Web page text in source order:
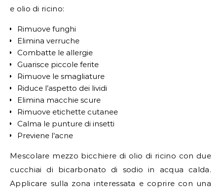
e olio di ricino:
Rimuove funghi
Elimina verruche
Combatte le allergie
Guarisce piccole ferite
Rimuove le smagliature
Riduce l’aspetto dei lividi
Elimina macchie scure
Rimuove etichette cutanee
Calma le punture di insetti
Previene l’acne
Mescolare mezzo bicchiere di olio di ricino con due
cucchiai di bicarbonato di sodio in acqua calda.
Applicare sulla zona interessata e coprire con una